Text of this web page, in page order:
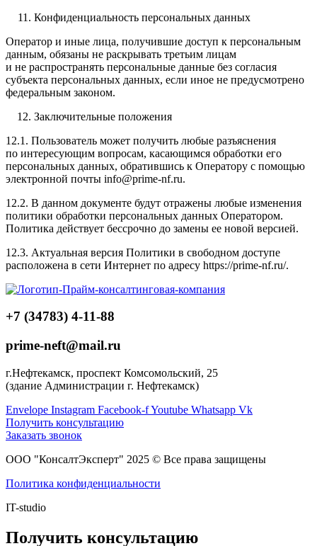
Конфиденциальность персональных данных
Оператор и иные лица, получившие доступ к персональным
данным, обязаны не раскрывать третьим лицам
и не распространять персональные данные без согласия
субъекта персональных данных, если иное не предусмотрено
федеральным законом.
Заключительные положения
12.1. Пользователь может получить любые разъяснения
по интересующим вопросам, касающимся обработки его
персональных данных, обратившись к Оператору с помощью
электронной почты info@prime-nf.ru.
12.2. В данном документе будут отражены любые изменения
политики обработки персональных данных Оператором.
Политика действует бессрочно до замены ее новой версией.
12.3. Актуальная версия Политики в свободном доступе
расположена в сети Интернет по адресу https://prime-nf.ru/.
+7 (34783) 4-11-88
prime-neft@mail.ru
г.Нефтекамск, проспект Комсомольский, 25
(здание Администрации г. Нефтекамск)
Envelope Instagram Facebook-fYoutube Whatsapp Vk
Получить консультацию
Заказать звонок
ООО "КонсалтЭксперт" 2025 © Все права защищены
Политика конфиденциальности
IT-studio
Получить консультацию